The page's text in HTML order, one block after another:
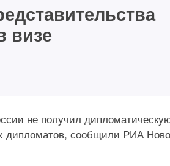
визе
не получил
дипломатов, сообщили РИА